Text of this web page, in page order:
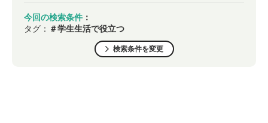
今回の検索条件 ：
タグ： ＃学生生活で役立つ
検索条件を変更